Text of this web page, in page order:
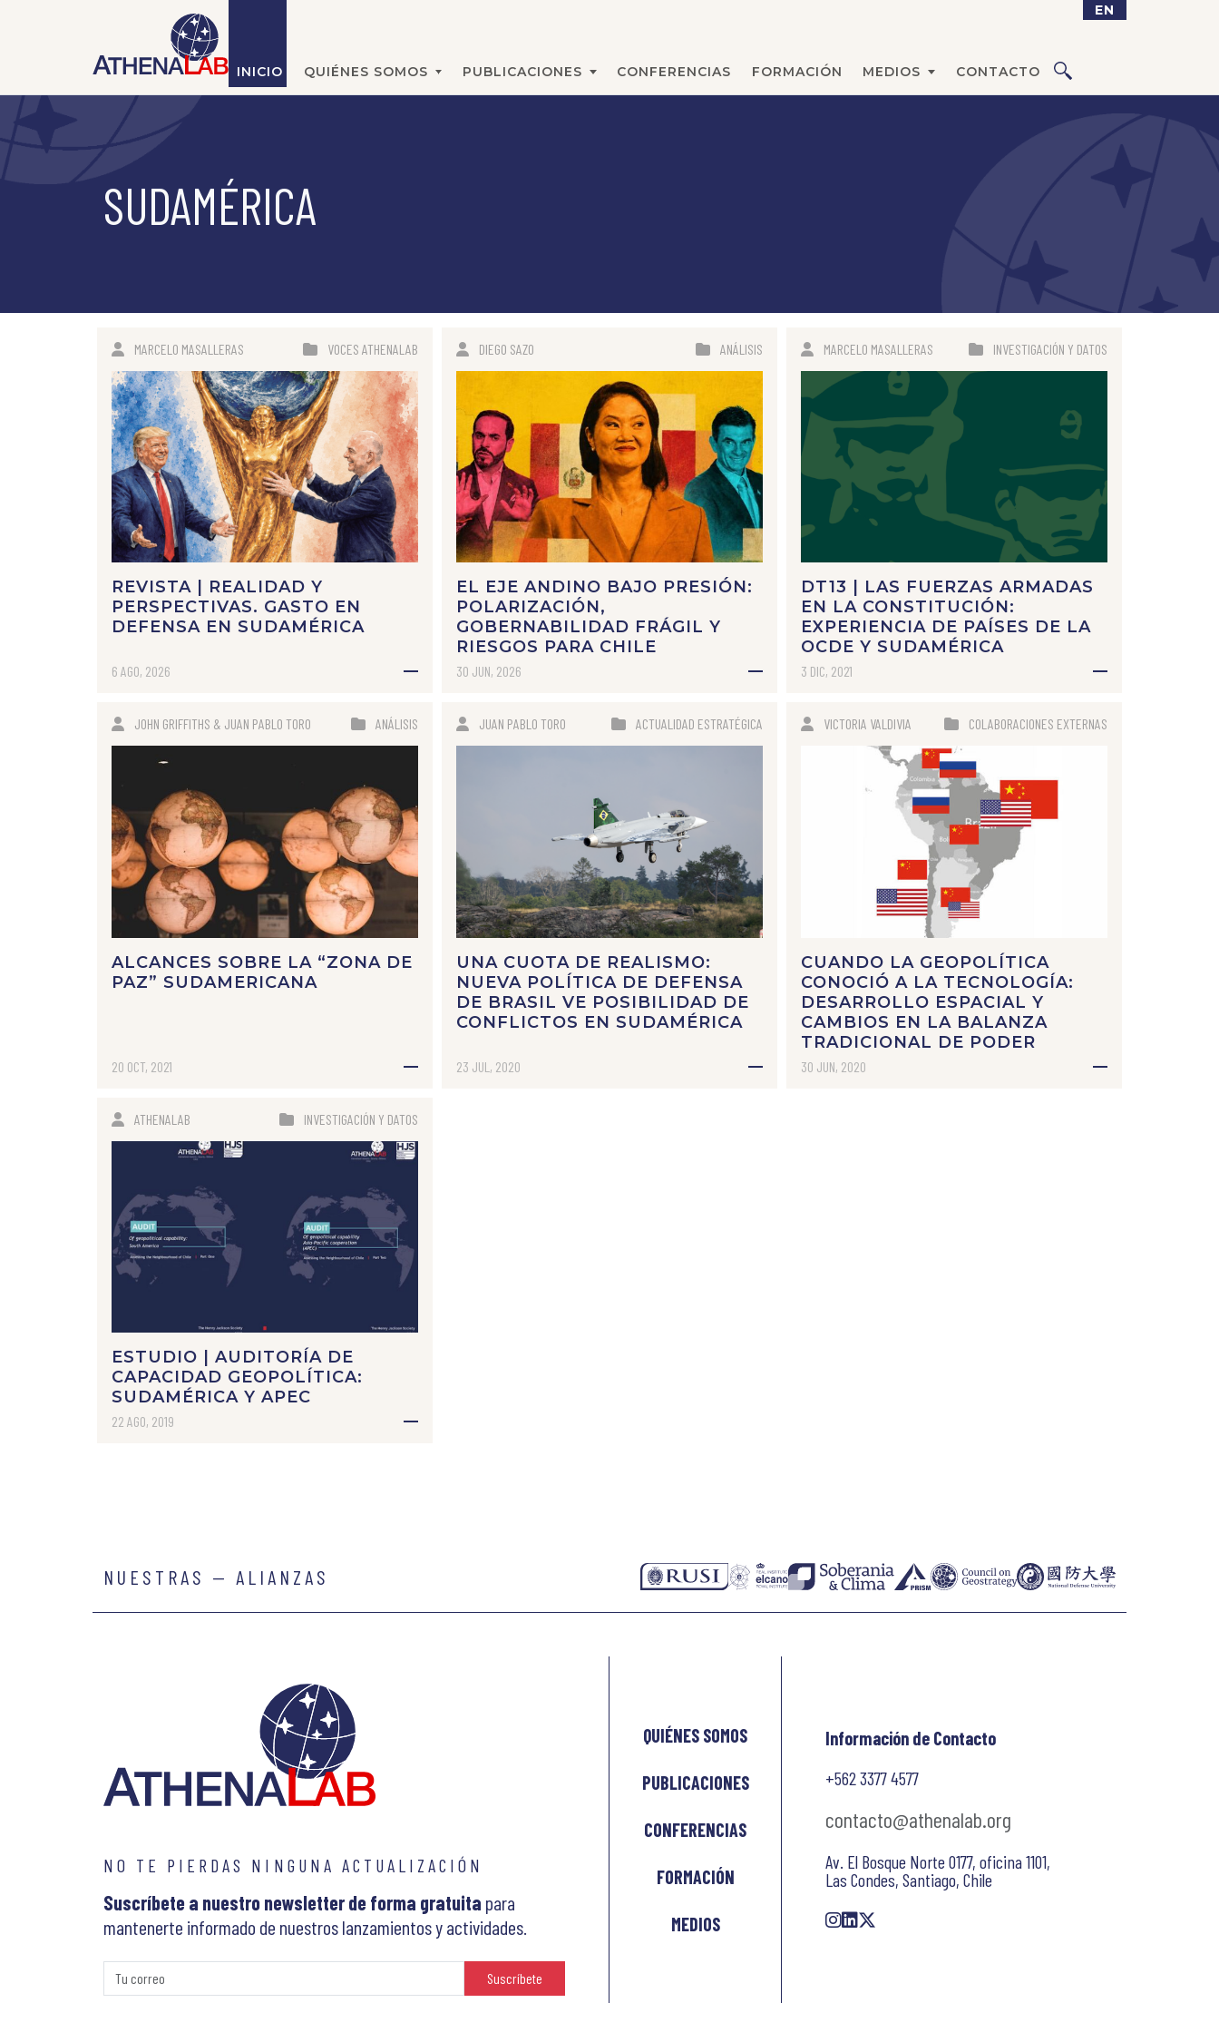
INICIO QUIÉNES SOMOS PUBLICACIONES CONFERENCIAS FORMACIÓN MEDIOS CONTACTO
BUSCAR
EN
SUDAMÉRICA
MARCELO MASALLERAS VOCES ATHENALAB
REVISTA | REALIDAD Y
PERSPECTIVAS. GASTO EN
DEFENSA EN SUDAMÉRICA
6 AGO, 2026
DIEGO SAZO ANÁLISIS
EL EJE ANDINO BAJO PRESIÓN:
POLARIZACIÓN,
GOBERNABILIDAD FRÁGIL Y
RIESGOS PARA CHILE
30 JUN, 2026
MARCELO MASALLERAS INVESTIGACIÓN Y DATOS
DT13 | LAS FUERZAS ARMADAS
EN LA CONSTITUCIÓN:
EXPERIENCIA DE PAÍSES DE LA
OCDE Y SUDAMÉRICA
3 DIC, 2021
JOHN GRIFFITHS & JUAN PABLO TORO ANÁLISIS
ALCANCES SOBRE LA “ZONA DE
PAZ” SUDAMERICANA
20 OCT, 2021
JUAN PABLO TORO ACTUALIDAD ESTRATÉGICA
UNA CUOTA DE REALISMO:
NUEVA POLÍTICA DE DEFENSA
DE BRASIL VE POSIBILIDAD DE
CONFLICTOS EN SUDAMÉRICA
23 JUL, 2020
VICTORIA VALDIVIA COLABORACIONES EXTERNAS
CUANDO LA GEOPOLÍTICA
CONOCIÓ A LA TECNOLOGÍA:
DESARROLLO ESPACIAL Y
CAMBIOS EN LA BALANZA
TRADICIONAL DE PODER
30 JUN, 2020
ATHENALAB INVESTIGACIÓN Y DATOS
ESTUDIO | AUDITORÍA DE
CAPACIDAD GEOPOLÍTICA:
SUDAMÉRICA Y APEC
22 AGO, 2019
NUESTRAS — ALIANZAS
NO TE PIERDAS NINGUNA ACTUALIZACIÓN
Suscríbete a nuestro newsletter de forma gratuita para
mantenerte informado de nuestros lanzamientos y actividades.
Suscríbete
QUIÉNES SOMOS
PUBLICACIONES
CONFERENCIAS
FORMACIÓN
MEDIOS
Información de Contacto
+562 3377 4577
contacto@athenalab.org
Av. El Bosque Norte 0177, oficina 1101,
Las Condes, Santiago, Chile